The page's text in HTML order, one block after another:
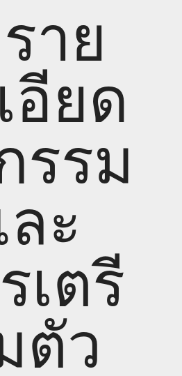
าย
อียด
รรม
ะ
เตรี
ตัว